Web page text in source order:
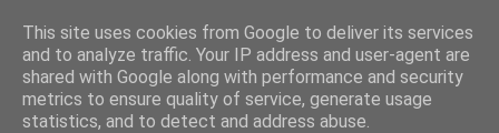
This site uses cookies from Google to deliver its services
and to analyze traffic. Your IP address and user-agent are
shared with Google along with performance and security
metrics to ensure quality of service, generate usage
statistics, and to detect and address abuse.